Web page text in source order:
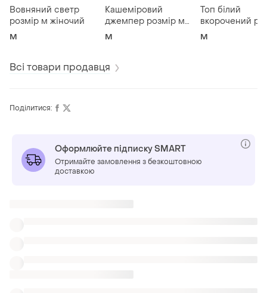
Вовняний светр
розмір м жіночий
M
Кашеміровий
джемпер розмір м
жіночий
M
Топ білий
вкорочений
м
M
Всі товари продавця
Поділитися:
Оформлюйте підписку SMART
Отримайте замовлення з безкоштовною
доставкою